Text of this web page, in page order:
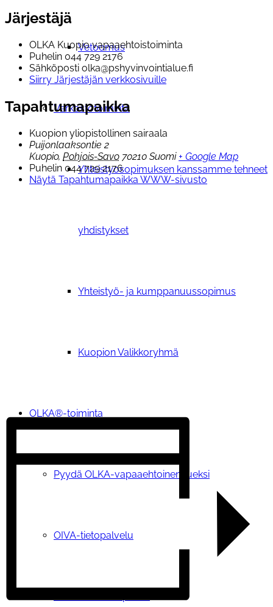
Vetoomus
Verkostotoiminta
Yhteistyosopimuksen kanssamme tehneet
yhdistykset
Yhteistyö- ja kumppanuussopimus
Kuopion Valikkoryhmä
OLKA®-toiminta
Pyydä OLKA-vapaaehtoinen tueksi
OIVA-tietopalvelu
Järjestäjä
OLKA Kuopio vapaaehtoistoiminta
Puhelin 044 729 2176
Sähköposti olka@pshyvinvointialue.fi
Siirry Järjestäjän verkkosivuille
Tapahtumapaikka
Kuopion yliopistollinen sairaala
Puijonlaaksontie 2
Kuopio, Pohjois-Savo 70210 Suomi + Google Map
Puhelin 044 729 2176
Näytä Tapahtumapaikka WWW-sivusto